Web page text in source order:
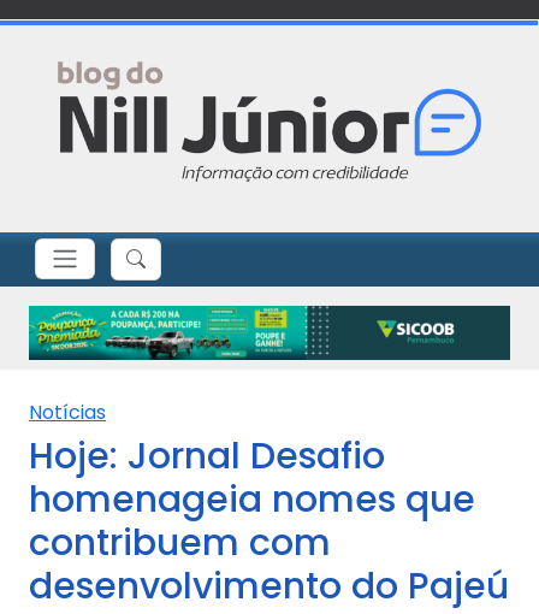
Notícias
Hoje: Jornal Desafio
homenageia nomes que
contribuem com
desenvolvimento do Pajeú